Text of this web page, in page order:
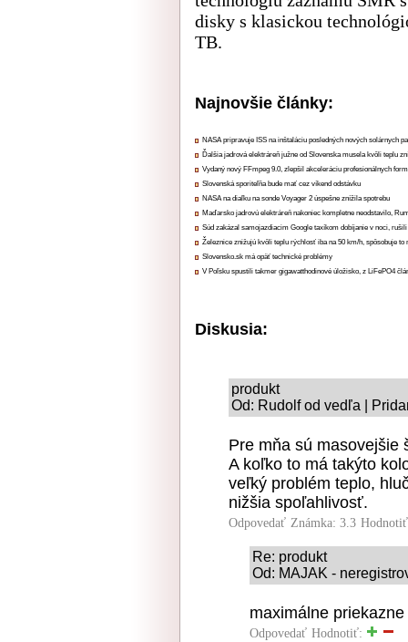
disky s klasickou
TB.
Najnovšie články:
NASA pripravuje ISS na inštaláciu posledných nových solárnych
Ďalšia jadrová elektráreň južne od Slovenska musela kvôli teplu
Vydaný nový FFmpeg 9.0, zlepšil akceleráciu profesionálnych
Slovenská sporiteľňa bude mať cez víkend odstávku
NASA na diaľku na sonde Voyager 2 úspešne znížila spotrebu
Maďarsko jadrovú elektráreň nakoniec kompletne neodstavilo,
Súd zakázal samojazdiacim Google taxíkom dobíjanie v noci,
Železnice znižujú kvôli teplu rýchlosť iba na 50 km/h, spôsobuje to
Slovensko.sk má opäť technické problémy
V Poľsku spustili takmer gigawatthodinové úložisko, z LiFePO4
Diskusia:
produkt
Od: Rudolf od vedľa |
Pre mňa sú masovejšie
A koľko to má takýto
veľký problém teplo,
nižšia spoľahlivosť.
Odpovedať Známka: 3.3
Re: produkt
Od: MAJAK -
maximálne
Odpovedať Hodnotiť: